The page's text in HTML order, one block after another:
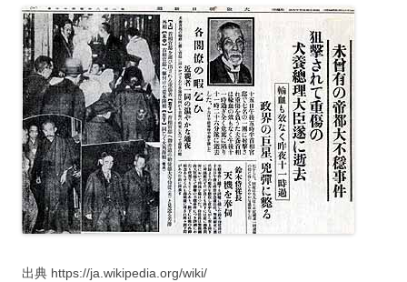
出典 https://ja.wikipedia.org/wiki/